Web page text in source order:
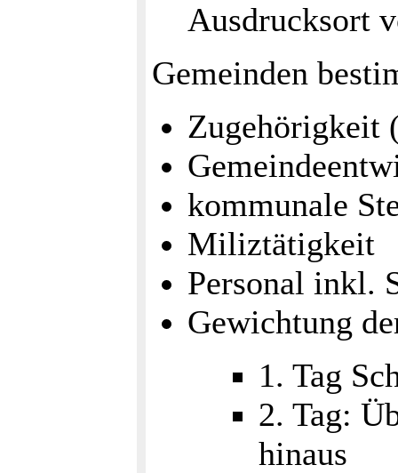
Ausdrucksort
Gemeinden
Zugehörigkeit
kommunale
Miliztätigkeit
Personal inkl.
Gewichtung
1. Tag
2. Tag:
hinaus